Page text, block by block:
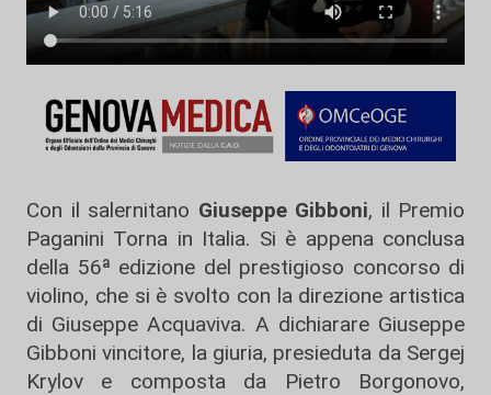
Con il salernitano Giuseppe Gibboni, il Premio
Paganini Torna in Italia. Si è appena conclusa
della 56ª edizione del prestigioso concorso di
violino, che si è svolto con la direzione artistica
di Giuseppe Acquaviva. A dichiarare Giuseppe
Gibboni vincitore, la giuria, presieduta da Sergej
Krylov e composta da Pietro Borgonovo,